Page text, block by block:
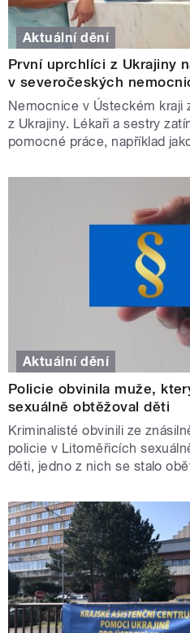
Aktuální dění
První uprchlíci z Ukrajiny
v severočeských
Nemocnice v Ústeckém kraji
z Ukrajiny. Lékaři a sestry
pomocné práce, například
Aktuální dění
Policie obvinila muže,
sexuálně obtěžoval děti
Kriminalisté obvinili ze
policie v Litoměřicích
děti, jedno z nich se stalo